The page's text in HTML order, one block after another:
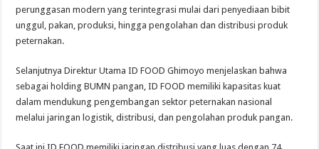
perunggasan modern yang terintegrasi mulai dari penyediaan bibit
unggul, pakan, produksi, hingga pengolahan dan distribusi produk
peternakan.
Selanjutnya Direktur Utama ID FOOD Ghimoyo menjelaskan bahwa
sebagai holding BUMN pangan, ID FOOD memiliki kapasitas kuat
dalam mendukung pengembangan sektor peternakan nasional
melalui jaringan logistik, distribusi, dan pengolahan produk pangan.